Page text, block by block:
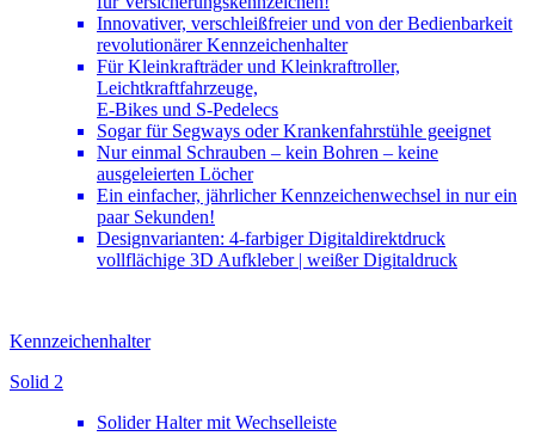
Innovativer, verschleißfreier und von der Bedienbarkeit
revolutionärer Kennzeichenhalter
Für Kleinkrafträder und Kleinkraftroller,
Leichtkraftfahrzeuge,
E-Bikes und S-Pedelecs
Sogar für Segways oder Krankenfahrstühle geeignet
Nur einmal Schrauben – kein Bohren – keine
ausgeleierten Löcher
Ein einfacher, jährlicher Kennzeichenwechsel in nur ein
paar Sekunden!
Designvarianten: 4-farbiger Digitaldirektdruck
vollflächige 3D Aufkleber | weißer Digitaldruck
Kennzeichenhalter
Solid 2
Solider Halter mit Wechselleiste